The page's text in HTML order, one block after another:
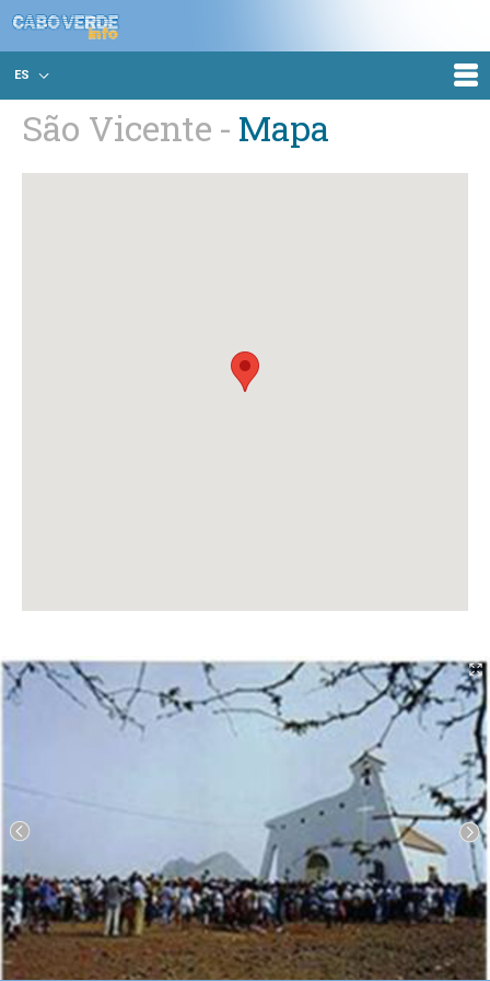
ES
São Vicente Mapa